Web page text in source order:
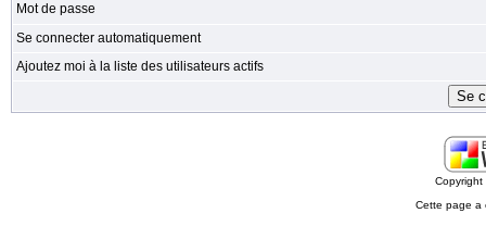
Mot de passe
Se connecter automatiquement
Ajoutez moi à la liste des utilisateurs actifs
Cette page a